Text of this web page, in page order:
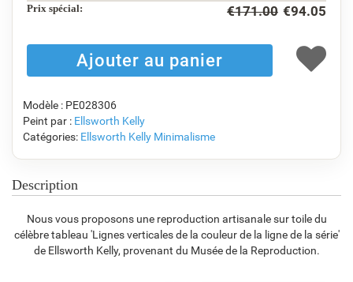
F1823-204
€94.96
F8645-298
€158.27
F6537-236
€83.96
F7034-298
€
F8645-296
€109.15 €84.77
F5130-204
€122.22
F6035-220
€ 110.02
Prix ​​spécial: €171.00 €94.05
Modèle : PE028306
Peint par : Ellsworth Kelly
Catégories: Ellsworth Kelly Minimalisme
Description
Nous vous proposons une reproduction artisanale sur toile du
célèbre tableau 'Lignes verticales de la couleur de la ligne de la série'
de Ellsworth Kelly, provenant du Musée de la Reproduction.